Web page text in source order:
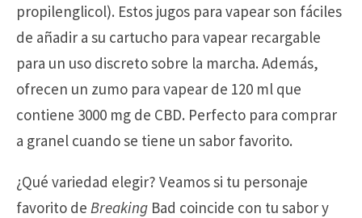
propilenglicol). Estos jugos para vapear son fáciles
de añadir a su cartucho para vapear recargable
para un uso discreto sobre la marcha. Además,
ofrecen un zumo para vapear de 120 ml que
contiene 3000 mg de CBD. Perfecto para comprar
a granel cuando se tiene un sabor favorito.
¿Qué variedad elegir? Veamos si tu personaje
favorito de Breaking Bad coincide con tu sabor y